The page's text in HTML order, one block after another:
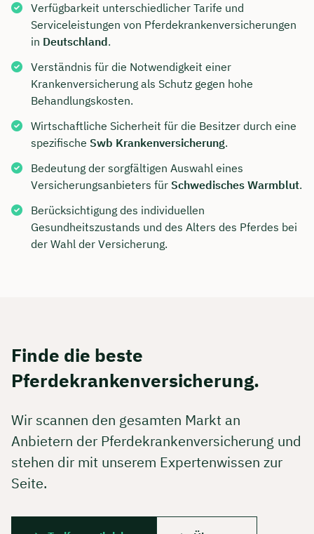
Verfügbarkeit unterschiedlicher Tarife und
Serviceleistungen von Pferdekrankenversicherungen
in Deutschland.
Verständnis für die Notwendigkeit einer
Krankenversicherung als Schutz gegen hohe
Behandlungskosten.
Wirtschaftliche Sicherheit für die Besitzer durch eine
spezifische Swb Krankenversicherung.
Bedeutung der sorgfältigen Auswahl eines
Versicherungsanbieters für Schwedisches Warmblut.
Berücksichtigung des individuellen
Gesundheitszustands und des Alters des Pferdes bei
der Wahl der Versicherung.
Finde die beste
Pferdekrankenversicherung.
Wir scannen den gesamten Markt an
Anbietern der Pferdekrankenversicherung und
stehen dir mit unserem Expertenwissen zur
Seite.